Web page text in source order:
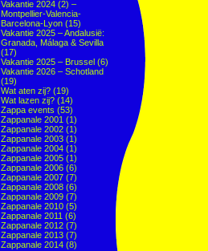
Vakantie 2024 (2) –
Montpellier-Valencia-
Barcelona-Lyon (15)
Vakantie 2025 – Andalusië:
Granada, Málaga & Sevilla
(17)
Vakantie 2025 – Brussel (6)
Vakantie 2026 – Schotland
(19)
Wat aten zij? (19)
Wat lazen zij? (14)
Zappa events (53)
Zappanale 2001 (1)
Zappanale 2002 (1)
Zappanale 2003 (1)
Zappanale 2004 (1)
Zappanale 2005 (1)
Zappanale 2006 (6)
Zappanale 2007 (7)
Zappanale 2008 (6)
Zappanale 2009 (7)
Zappanale 2010 (5)
Zappanale 2011 (6)
Zappanale 2012 (7)
Zappanale 2013 (7)
Zappanale 2014 (8)